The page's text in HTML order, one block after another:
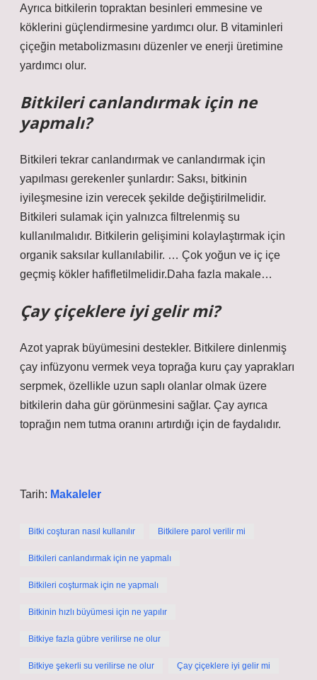
Ayrıca bitkilerin topraktan besinleri emmesine ve
köklerini güçlendirmesine yardımcı olur. B vitaminleri
çiçeğin metabolizmasını düzenler ve enerji üretimine
yardımcı olur.
Bitkileri canlandırmak için ne
yapmalı?
Bitkileri tekrar canlandırmak ve canlandırmak için
yapılması gerekenler şunlardır: Saksı, bitkinin
iyileşmesine izin verecek şekilde değiştirilmelidir.
Bitkileri sulamak için yalnızca filtrelenmiş su
kullanılmalıdır. Bitkilerin gelişimini kolaylaştırmak için
organik saksılar kullanılabilir. … Çok yoğun ve iç içe
geçmiş kökler hafifletilmelidir.Daha fazla makale…
Çay çiçeklere iyi gelir mi?
Azot yaprak büyümesini destekler. Bitkilere dinlenmiş
çay infüzyonu vermek veya toprağa kuru çay yaprakları
serpmek, özellikle uzun saplı olanlar olmak üzere
bitkilerin daha gür görünmesini sağlar. Çay ayrıca
toprağın nem tutma oranını artırdığı için de faydalıdır.
Tarih: Makaleler
Bitki coşturan nasıl kullanılır Bitkilere parol verilir mi
Bitkileri canlandırmak için ne yapmalı
Bitkileri coşturmak için ne yapmalı
Bitkinin hızlı büyümesi için ne yapılır
Bitkiye fazla gübre verilirse ne olur
Bitkiye şekerli su verilirse ne olur Çay çiçeklere iyi gelir mi